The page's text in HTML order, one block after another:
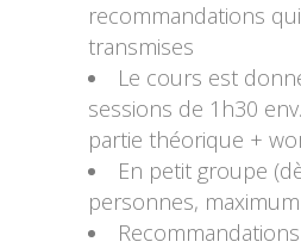
recommandations
transmises
Le cours est
sessions de 1h30
partie théorique +
En petit groupe
personnes,
Recommandations